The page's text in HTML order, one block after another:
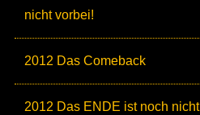
nicht vorbei!
2012 Das Comeback
2012 Das ENDE ist noch nicht